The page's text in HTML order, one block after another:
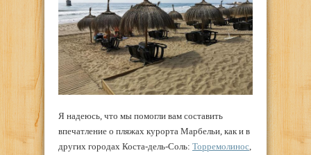
Я надеюсь, что мы помогли вам составить
впечатление о пляжах курорта Марбельи, как и в
других городах Коста-дель-Соль: Торремолинос